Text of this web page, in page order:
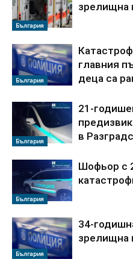
България
зрелищна
България
главния
деца са
България
21-
в
България
Шофьор с
България
34-
зрелищна